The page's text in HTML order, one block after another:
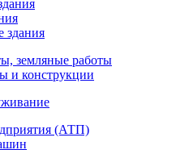
здания
земляные работы
и конструкции
(АТП)